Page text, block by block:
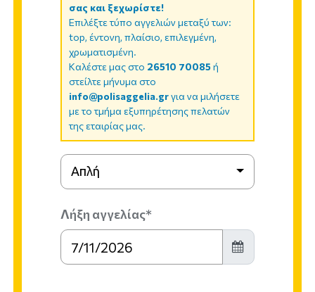
σας και ξεχωρίστε!
Επιλέξτε τύπο αγγελιών μεταξύ των:
top, έντονη, πλαίσιο, επιλεγμένη,
χρωματισμένη.
Καλέστε μας στο 26510 70085ή
στείλτε μήνυμα στο
info@polisaggelia.grγια να μιλήσετε
με το τμήμα εξυπηρέτησης πελατών
της εταιρίας μας.
Απλή
Λήξη αγγελίας*